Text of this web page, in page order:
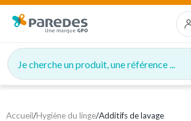
Je cherche un produit, une référence ...
Accueil/Hygiène du linge/Additifs de lavage